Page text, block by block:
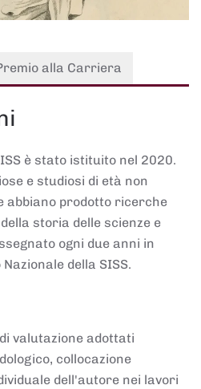
alla Carriera
è stato istituito nel 2020.
e studiosi di età non
abbiano prodotto ricerche
storia delle scienze e
ogni due anni in
della SISS.
valutazione adottati
collocazione
dell'autore nei lavori